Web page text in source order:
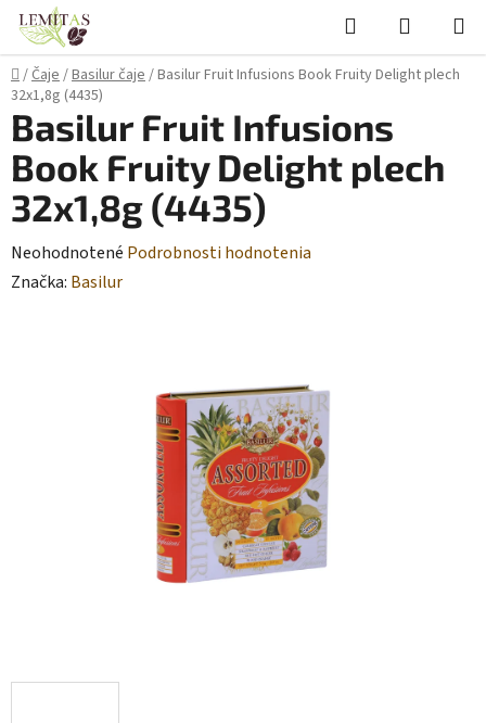
Prejsť
obsah
Hľadať
KOŠÍK
Domov
/Čaje/Basilur čaje/Basilur Fruit Infusions Book Fruity Delight plech
32x1,8g (4435)
Basilur Fruit Infusions
Book Fruity Delight plech
32x1,8g (4435)
Priemerné
hodnotenie
Neohodnotené Podrobnosti hodnotenia
Značka: Basilur